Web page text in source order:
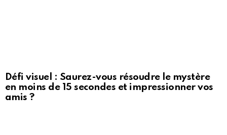
Défi visuel : Saurez-vous résoudre le mystère
en moins de 15 secondes et impressionner vos
amis ?